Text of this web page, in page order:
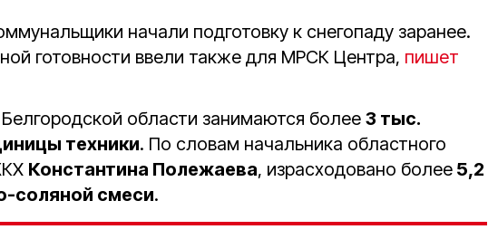
начали подготовку к снегопаду заранее.
готовности ввели также для МРСК Центра, пишет
области занимаются более 3 тыс.
техники. По словам начальника областного
Константина Полежаева, израсходовано более 5,2
соляной смеси.